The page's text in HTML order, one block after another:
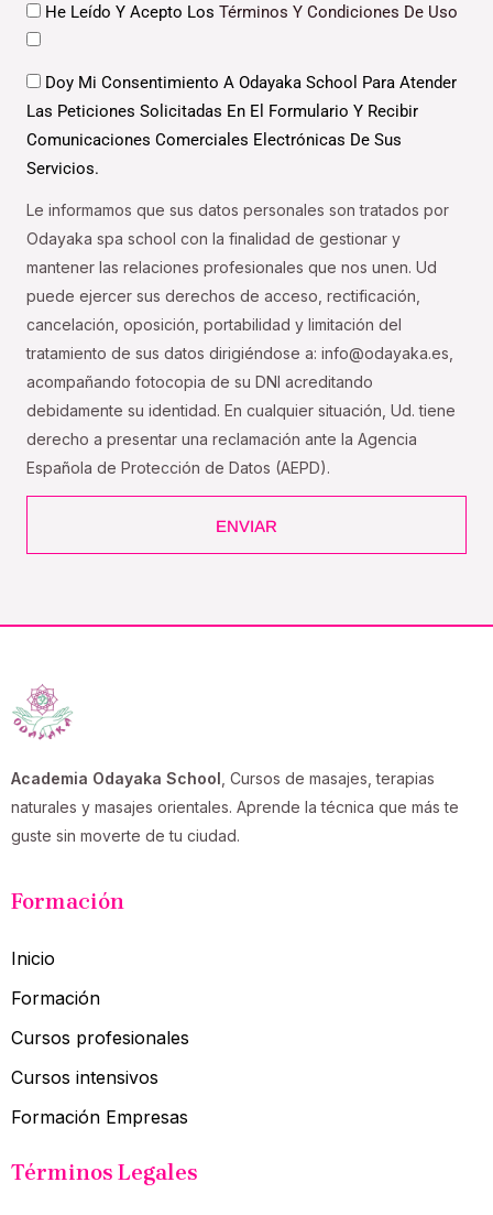
DatosHe Leído Y Acepto Los Términos Y Condiciones De Uso
DatosDoy Mi Consentimiento A Odayaka School Para Atender
Las Peticiones Solicitadas En El Formulario Y Recibir
Comunicaciones Comerciales Electrónicas De Sus
Servicios.
Le informamos que sus datos personales son tratados por
Odayaka spa school con la finalidad de gestionar y
mantener las relaciones profesionales que nos unen. Ud
puede ejercer sus derechos de acceso, rectificación,
cancelación, oposición, portabilidad y limitación del
tratamiento de sus datos dirigiéndose a: info@odayaka.es,
acompañando fotocopia de su DNI acreditando
debidamente su identidad. En cualquier situación, Ud. tiene
derecho a presentar una reclamación ante la Agencia
Española de Protección de Datos (AEPD).
ENVIAR
Academia Odayaka School , Cursos de masajes, terapias
naturales y masajes orientales. Aprende la técnica que más te
guste sin moverte de tu ciudad.
Formación
Inicio
Formación
Cursos profesionales
Cursos intensivos
Formación Empresas
Términos Legales